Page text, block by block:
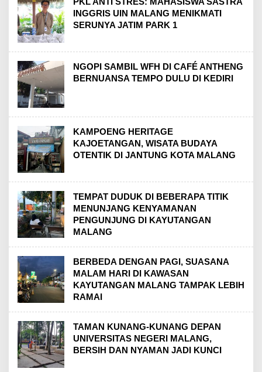
INGGRIS UIN MALANG MENIKMATI
SERUNYA JATIM PARK 1
NGOPI SAMBIL WFH DI CAFÉ ANTHENG
BERNUANSA TEMPO DULU DI KEDIRI
KAMPOENG HERITAGE
KAJOETANGAN, WISATA BUDAYA
OTENTIK DI JANTUNG KOTA MALANG
TEMPAT DUDUK DI BEBERAPA TITIK
MENUNJANG KENYAMANAN
PENGUNJUNG DI KAYUTANGAN
MALANG
BERBEDA DENGAN PAGI, SUASANA
MALAM HARI DI KAWASAN
KAYUTANGAN MALANG TAMPAK LEBIH
RAMAI
TAMAN KUNANG-KUNANG DEPAN
UNIVERSITAS NEGERI MALANG,
BERSIH DAN NYAMAN JADI KUNCI